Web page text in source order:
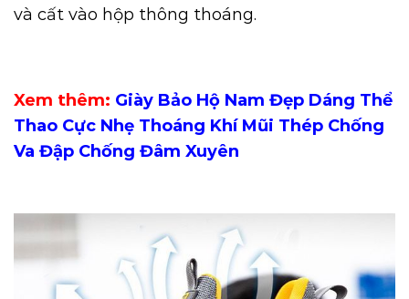
và cất vào hộp thông thoáng.
Xem thêm: Giày Bảo Hộ Nam Đẹp Dáng Thể
Thao Cực Nhẹ Thoáng Khí Mũi Thép Chống
Va Đập Chống Đâm Xuyên